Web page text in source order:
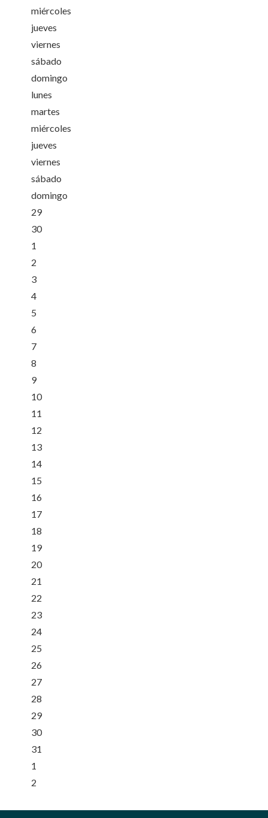
miércoles
jueves
viernes
sábado
domingo
lunes
martes
miércoles
jueves
viernes
sábado
domingo
29
30
1
2
3
4
5
6
7
8
9
10
11
12
13
14
15
16
17
18
19
20
21
22
23
24
25
26
27
28
29
30
31
1
2